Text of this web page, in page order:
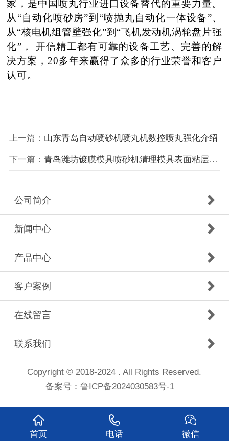
家，是中国喷丸行业进口设备替代的重要力量。
从“自动化喷砂房”到“喷抛丸自动化一体设备”、
从“核电机组管壁强化”到“飞机发动机涡轮盘片强
化”， 开信精工都有可靠的设备工艺、完善的解
决方案，20多年来赢得了众多的行业荣誉和客户
认可。
上一篇： 山东青岛自动喷砂机喷丸机数控喷丸强化介绍
下一篇： 青岛潍坊镀膜模具喷砂机清理模具表面粘层介绍
公司简介
新闻中心
产品中心
客户案例
在线留言
联系我们
Copyright © 2018-2024 . All Rights Reserved.
备案号：鲁ICP备2024030583号-1
首页 电话 微信